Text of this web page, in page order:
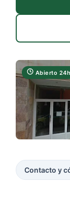
Abierto 24h
Contacto y